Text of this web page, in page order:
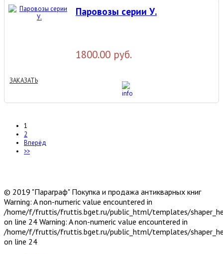
Паровозы серии У.
1800.00 руб.
ЗАКАЗАТЬ
1
2
Вперёд
>>
© 2019 "Параграф" Покупка и продажа антикварных книг
Warning: A non-numeric value encountered in
/home/f/fruttis/fruttis.bget.ru/public_html/templates/
on line 24 Warning: A non-numeric value encountered in
/home/f/fruttis/fruttis.bget.ru/public_html/templates/
on line 24